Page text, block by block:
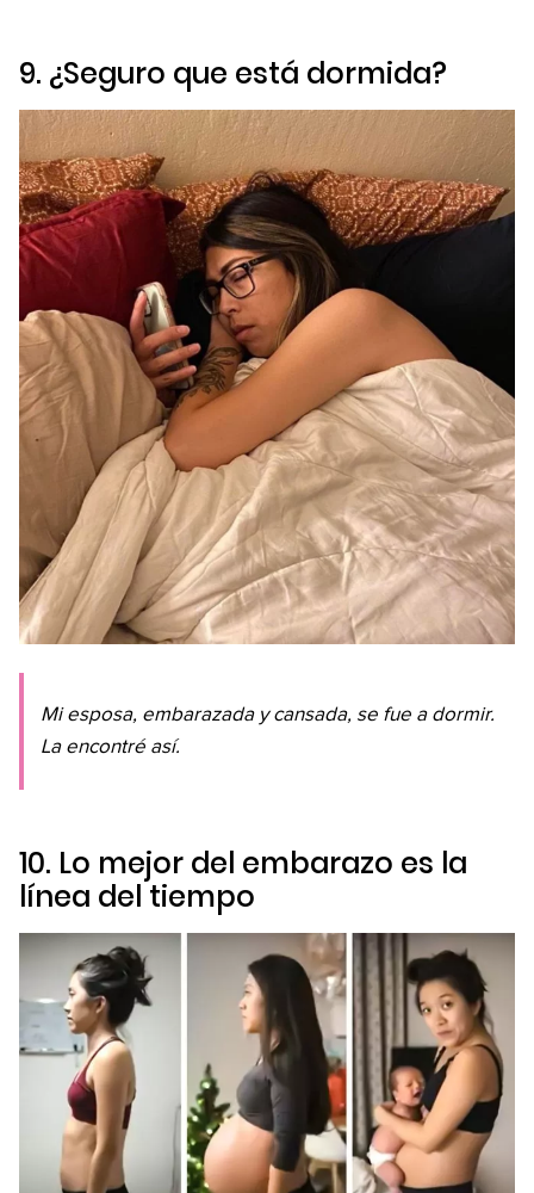
9. ¿Seguro que está dormida?
Mi esposa, embarazada y cansada, se fue a dormir.
La encontré así.
10. Lo mejor del embarazo es la
línea del tiempo